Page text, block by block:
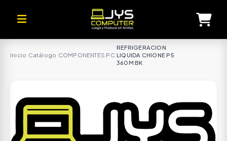
Inicio Catálogo COMPONENTES PC·
REFRIGERACION
LIQUIDA CHIONE P5
360M BK